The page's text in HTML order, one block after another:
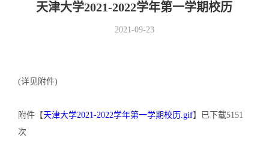
天津大学2021-2022学年第一学期校历
2021-09-23
(详见附件)
附件【天津大学2021-2022学年第一学期校历.gif】已下载5151
次